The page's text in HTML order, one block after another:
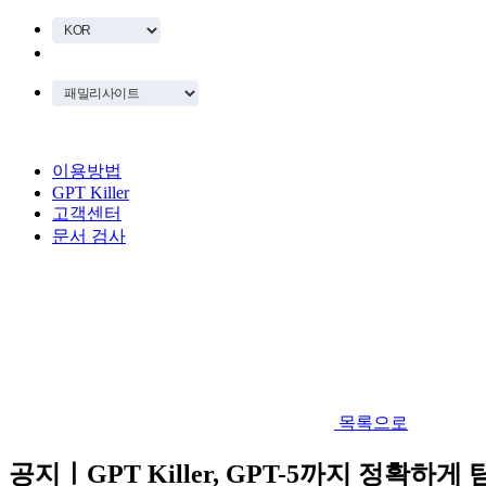
이용방법
GPT Killer
고객센터
문서 검사
목록으로
공지ㅣGPT Killer, GPT-5까지 정확하게